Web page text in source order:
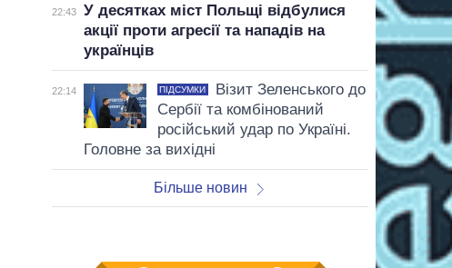
22:43
У десятках міст Польщі відбулися
акції проти агресії та нападів на
українців
22:14 ПІДСУМКИ
Візит Зеленського до
Сербії та комбінований
російський удар по Україні.
Головне за вихідні
Більше новин